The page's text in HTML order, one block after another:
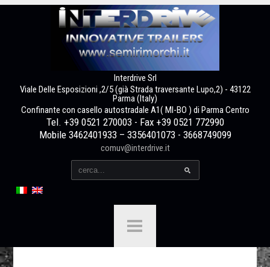
Interdrive Srl
Viale Delle Esposizioni ,2/5 (già Strada traversante Lupo,2) - 43122
Parma (Italy)
Confinante con casello autostradale A1( MI-BO ) di Parma Centro
Tel. +39 0521 270003 - Fax +39 0521 772990
Mobile 3462401933 – 3356401073 - 3668749099
comuv@interdrive.it